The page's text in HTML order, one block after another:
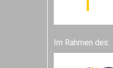
Im Rahmen des: